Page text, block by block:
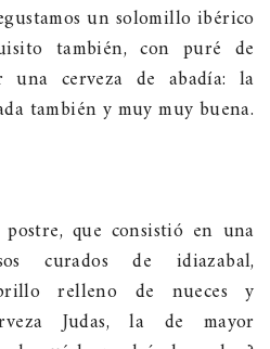
un solomillo ibérico
también, con puré de
una cerveza de abadía: la
también y muy muy buena.
que consistió en una
curados de idiazabal,
relleno de nueces y
Judas, la de mayor